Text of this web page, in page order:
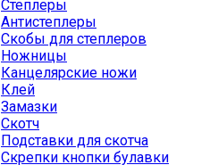
Степлеры
Антистеплеры
Скобы для степлеров
Ножницы
Канцелярские ножи
Клей
Замазки
Скотч
Подставки для скотча
Скрепки кнопки булавки